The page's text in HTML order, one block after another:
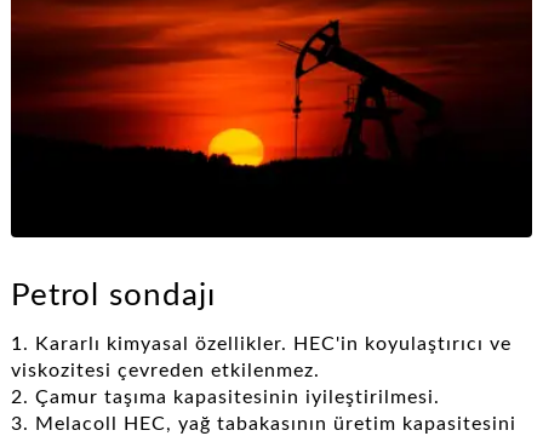
Petrol sondajı
1. Kararlı kimyasal özellikler. HEC'in koyulaştırıcı ve
viskozitesi çevreden etkilenmez.
2. Çamur taşıma kapasitesinin iyileştirilmesi.
3. Melacoll HEC, yağ tabakasının üretim kapasitesini